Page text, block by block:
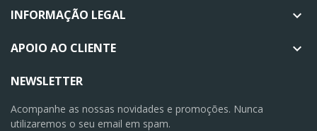
INFORMAÇÃO LEGAL 
APOIO AO CLIENTE 
NEWSLETTER
Acompanhe as nossas novidades e promoções. Nunca
utilizaremos o seu email em spam.